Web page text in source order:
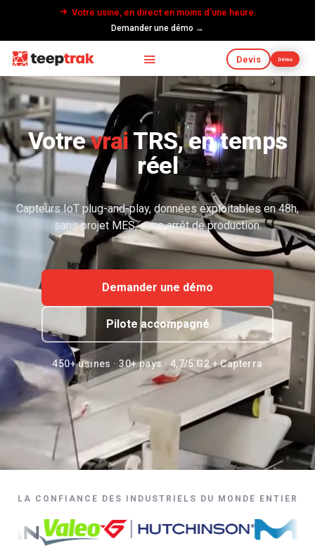
Votre usine, en direct en moins d’une heure.
Demander une démo →
Devis Démo
Votrevrai TRS, en temps
réel
Capteurs IoT plug-and-play, données exploitables en 48h,
sans projet MES, sans arrêt de production.
Demander une démo
Pilote accompagné
450+ usines · 30+ pays · 4,7/5 G2 + Capterra
LA CONFIANCE DES INDUSTRIELS DU MONDE ENTIER